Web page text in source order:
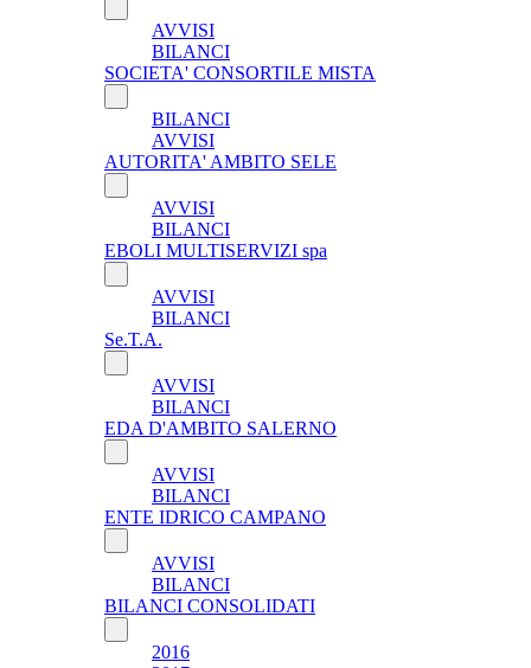
AVVISI
BILANCI
SOCIETA' CONSORTILE MISTA
BILANCI
AVVISI
AUTORITA' AMBITO SELE
AVVISI
BILANCI
EBOLI MULTISERVIZI spa
AVVISI
BILANCI
Se.T.A.
AVVISI
BILANCI
EDA D'AMBITO SALERNO
AVVISI
BILANCI
ENTE IDRICO CAMPANO
AVVISI
BILANCI
BILANCI CONSOLIDATI
2016